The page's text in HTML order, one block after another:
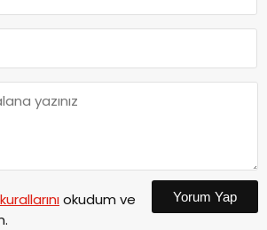
kurallarınıokudum ve
Yorum Yap